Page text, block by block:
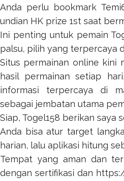
Anda perlu bookmark
undian HK prize 1st saat
Ini penting untuk pemain
palsu, pilih yang terpercaya
Situs permainan online kini
hasil permainan setiap
informasi terpercaya di
sebagai jembatan utama
Siap, Togel158 berikan saya
Anda bisa atur target
harian, lalu aplikasi hitung
Tempat yang aman dan
dengan sertifikasi dan